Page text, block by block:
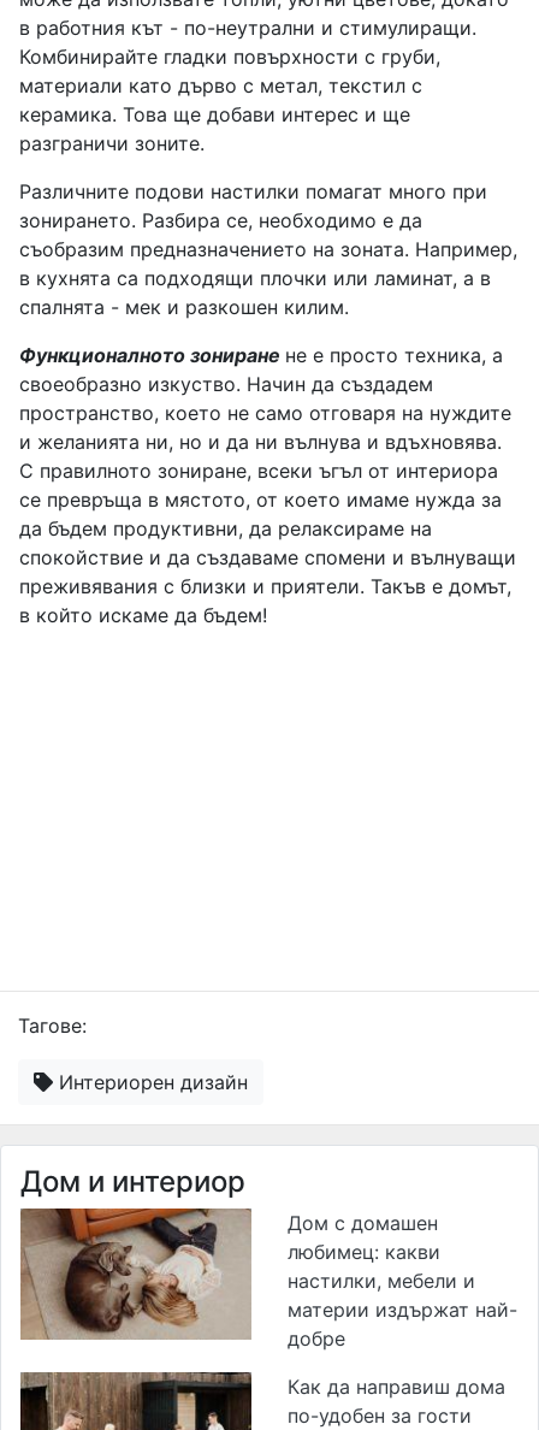
в работния кът - по-неутрални и стимулиращи.
Комбинирайте гладки повърхности с груби,
материали като дърво с метал, текстил с
керамика. Това ще добави интерес и ще
разграничи зоните.
Различните подови настилки помагат много при
зонирането. Разбира се, необходимо е да
съобразим предназначението на зоната. Например,
в кухнята са подходящи плочки или ламинат, а в
спалнята - мек и разкошен килим.
Функционалното зониране не е просто техника, а
своеобразно изкуство. Начин да създадем
пространство, което не само отговаря на нуждите
и желанията ни, но и да ни вълнува и вдъхновява.
С правилното зониране, всеки ъгъл от интериора
се превръща в мястото, от което имаме нужда за
да бъдем продуктивни, да релаксираме на
спокойствие и да създаваме спомени и вълнуващи
преживявания с близки и приятели. Такъв е домът,
в който искаме да бъдем!
Тагове:
Интериорен дизайн
Дом и интериор
Дом с домашен
любимец: какви
настилки, мебели и
материи издържат най-
добре
Как да направиш дома
по-удобен за гости